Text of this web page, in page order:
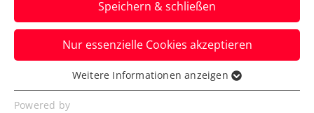
Die Lokalmatadore räumen in
Oberösterreich ab. Diese Woche ist
Nennschluss fürs sechste Turnier in Ebbs.
Verfasst von: Manuel Wachta, 01.09.2025
Speichern & schließen
Nur essenzielle Cookies akzeptieren
Essenziell
Essenzielle Cookies werden für grundlegende
Weitere Informationen anzeigen
Powered by